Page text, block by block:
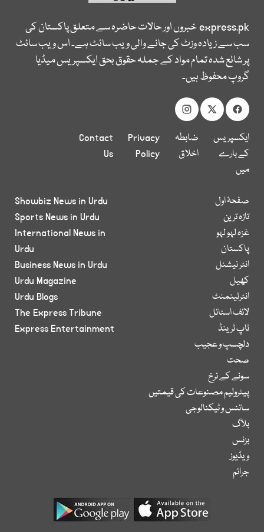
express.pkخبروں اور حالات حاضرہ سے متعلق پاکستان کی
سب سے زیادہ وزٹ کی جانے والی ویب سائٹ ہے۔ اس ویب سائٹ
پر شائع شدہ تمام مواد کے جملہ حقوق بحق ایکسپریس میڈیا
گروپ محفوظ ہیں۔
ایکسپریس
کے بارے
میں
ضابطہ
اخلاق
Privacy
Policy
Contact
Us
صفحۂ اول
تازہ ترین
غزہ لہو لہو
پاکستان
انٹر نیشنل
کھیل
انٹرٹینمنٹ
لائف اسٹائل
ٹاپ ٹرینڈ
دلچسپ و عجیب
صحت
سونے کے نرخ
پیٹرولیم مصنوعات کی قیمتیں
سائنس و ٹیکنالوجی
بلاگ
بزنس
ویڈیوز
جرائم
Showbiz News in Urdu
Sports News in Urdu
International News in
Urdu
Business News in Urdu
Urdu Magazine
Urdu Blogs
The Express Tribune
Express Entertainment